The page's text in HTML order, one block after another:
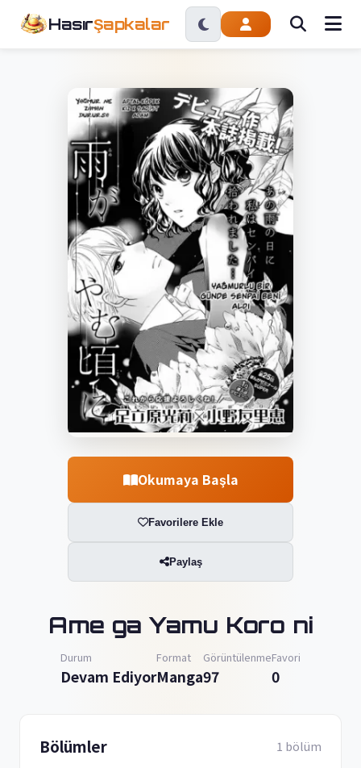
HasırŞapkalar
Okumaya Başla
Favorilere Ekle
Paylaş
Ame ga Yamu Koro ni
Durum
Devam Ediyor
Format
Manga
Görüntülenme
97
Favori
0
Bölümler 1 bölüm